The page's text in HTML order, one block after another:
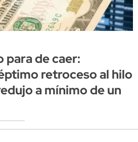
para de caer:
retroceso al hilo
a mínimo de un